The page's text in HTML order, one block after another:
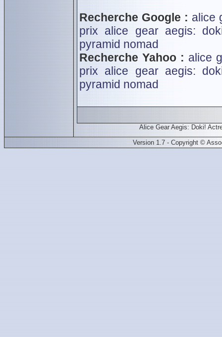
Recherche Google : alice
prix alice gear aegis:
pyramid nomad
Recherche Yahoo : alice
prix alice gear aegis:
pyramid nomad
Alice Gear Aegis: Doki!
Version 1.7 - Copyright ©